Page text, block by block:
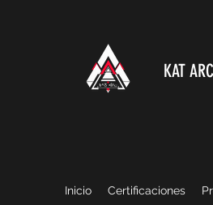
KAT
Inicio Certificaciones